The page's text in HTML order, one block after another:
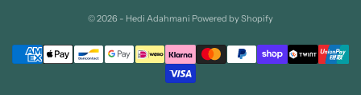
© 2026 - Hedi Adahmani Powered by Shopify